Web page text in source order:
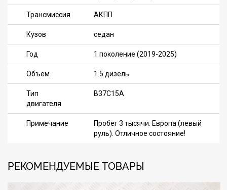
Трансмиссия АКПП
Кузов седан
Год 1 поколение (2019-2025)
Объем 1.5 дизель
Тип
двигателя
B37C15A
Примечание
Пробег 3 тысячи. Европа (левый
руль). Отличное состояние!
РЕКОМЕНДУЕМЫЕ ТОВАРЫ